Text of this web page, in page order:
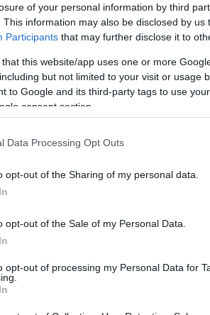
of your personal information by third
This information may also be disclosed by us
Participants that may further disclose it to
that this website/app uses one or more
but not limited to your visit or usage
to Google and its third-party tags to use
consent section.
Data Processing Opt Outs
opt-out of the Sharing of my personal data.
opt-out of the Sale of my Personal Data.
opt-out of processing my Personal Data for
: © A Vos Assiettes